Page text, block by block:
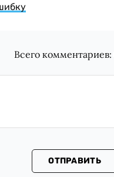
Всего комментариев:
ОТПРАВИТЬ